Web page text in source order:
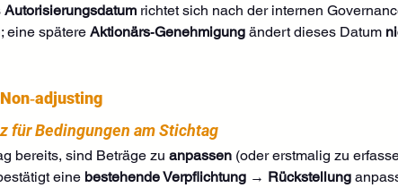
Autorisierungsdatum richtet sich nach der internen
eine spätere Aktionärs‑Genehmigung ändert dieses Datum
Non‑adjusting
für Bedingungen am Stichtag
bereits, sind Beträge zu anpassen (oder erstmalig zu
eine bestehende Verpflichtung → Rückstellung